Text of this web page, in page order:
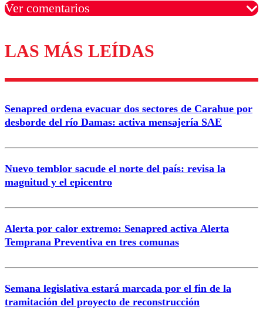
Ver comentarios
Los comentarios son moderados para garantizar un
diálogo respetuoso.
Correo
LAS MÁS LEÍDAS
Senapred ordena evacuar dos sectores de Carahue por
desborde del río Damas: activa mensajería SAE
Nuevo temblor sacude el norte del país: revisa la
magnitud y el epicentro
Alerta por calor extremo: Senapred activa Alerta
Temprana Preventiva en tres comunas
Semana legislativa estará marcada por el fin de la
tramitación del proyecto de reconstrucción